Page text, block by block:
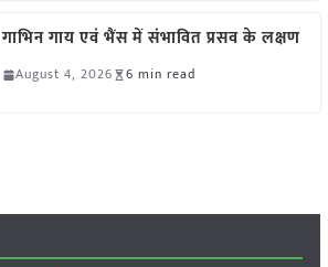
गाभिन गाय एवं भैंस में संभावित प्रसव के लक्षण
August 4, 2026 6 min read